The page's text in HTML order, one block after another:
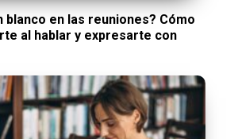
blanco en las reuniones? Cómo
al hablar y expresarte con